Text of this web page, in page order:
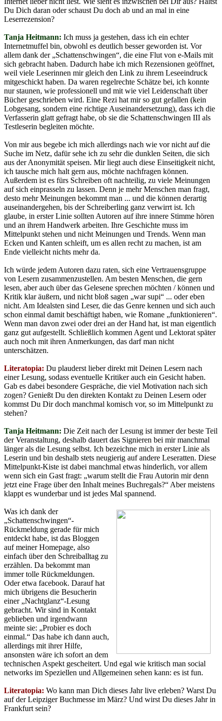
Du Dich daran oder schaust Du doch ab und an mal in eine
Leserrezension?
Tanja Heitmann: Ich muss ja gestehen, dass ich ein echter
Internetmuffel bin, obwohl es deutlich besser geworden ist. Vor
allem dank der „Schattenschwingen“, die eine Flut von e-Mails mit
sich gebracht haben. Dadurch habe ich mich Rezensionen geöffnet,
weil viele Leserinnen mir gleich den Link zu ihrem Leseeindruck
mitgeschickt haben. Da waren regelrechte Schätze bei, ich konnte
nur staunen, wie professionell und mit wie viel Leidenschaft über
Bücher geschrieben wird. Eine Rezi hat mir so gut gefallen (kein
Lobgesang, sondern eine richtige Auseinandersetzung), dass ich die
Verfasserin glatt gefragt habe, ob sie die Schattenschwingen III als
Testleserin begleiten möchte.
Von mir aus begebe ich mich allerdings nach wie vor nicht auf die
Suche im Netz, dafür sehe ich zu sehr die dunklen Seiten, die sich
aus der Anonymität speisen. Mir liegt auch diese Einseitigkeit nicht,
ich tausche mich halt gern aus, möchte nachfragen können.
Außerdem ist es fürs Schreiben oft nachteilig, zu viele Meinungen
auf sich einprasseln zu lassen. Denn je mehr Menschen man fragt,
desto mehr Meinungen bekommt man ... und die können derartig
auseinandergehen, bis der Schreiberling ganz verwirrt ist. Ich
glaube, in erster Linie sollten Autoren auf ihre innere Stimme hören
und an ihrem Handwerk arbeiten. Ihre Geschichte muss im
Mittelpunkt stehen und nicht Meinungen und Trends. Wenn man
Ecken und Kanten schleift, um es allen recht zu machen, ist am
Ende vielleicht nichts mehr da.
Ich würde jedem Autoren dazu raten, sich eine Vertrauensgruppe
von Lesern zusammenzustellen. Am besten Menschen, die gern
lesen, aber auch über das Gelesene sprechen möchten / können und
Kritik klar äußern, und nicht bloß sagen „war supi“ ... oder eben
nicht. Am Idealsten sind Leser, die das Genre kennen und sich auch
schon einmal damit beschäftigt haben, wie Romane „funktionieren“.
Wenn man davon zwei oder drei an der Hand hat, ist man eigentlich
ganz gut aufgestellt. Schließlich kommen Agent und Lektorat später
auch noch mit ihren Anmerkungen, das darf man nicht
unterschätzen.
Literatopia: Du plauderst lieber direkt mit Deinen Lesern nach
einer Lesung, sodass eventuelle Kritiker auch ein Gesicht haben.
Gab es dabei besondere Gespräche, die viel Motivation nach sich
zogen? Genießt Du den direkten Kontakt zu Deinen Lesern oder
kommst Du Dir doch manchmal komisch vor, so im Mittelpunkt zu
stehen?
Tanja Heitmann: Die Zeit nach der Lesung ist immer der beste Teil
der Veranstaltung, deshalb dauert das Signieren bei mir manchmal
länger als die Lesung selbst. Ich bezeichne mich in erster Linie als
Leserin und bin deshalb stets neugierig auf andere Leseratten. Diese
Mittelpunkt-Kiste ist dabei manchmal etwas hinderlich, vor allem
wenn sich ein Gast fragt: „warum stellt die Frau Autorin mir denn
jetzt eine Frage über den Inhalt meines Buchregals?“ Aber meistens
klappt es wunderbar und ist jedes Mal spannend.
Was ich dank der
„Schattenschwingen“-
Rückmeldung gerade für mich
entdeckt habe, ist das Bloggen
auf meiner Homepage, also
einfach über den Schreiballtag zu
erzählen. Da bekommt man
immer tolle Rückmeldungen.
Oder etwa facebook. Darauf hat
mich übrigens die Besucherin
einer „Nachtglanz“-Lesung
gebracht. Wir sind in Kontakt
geblieben und irgendwann
meinte sie: „Probier es doch
einmal.“ Das habe ich dann auch,
allerdings mit ihrer Hilfe,
ansonsten wäre ich sofort an dem
technischen Aspekt gescheitert. Und egal wie kritisch man social
networks im Speziellen und Allgemeinen sehen kann: es ist fun.
Literatopia: Wo kann man Dich dieses Jahr live erleben? Warst Du
auf der Leipziger Buchmesse im März? Und wirst Du dieses Jahr in
Frankfurt sein?